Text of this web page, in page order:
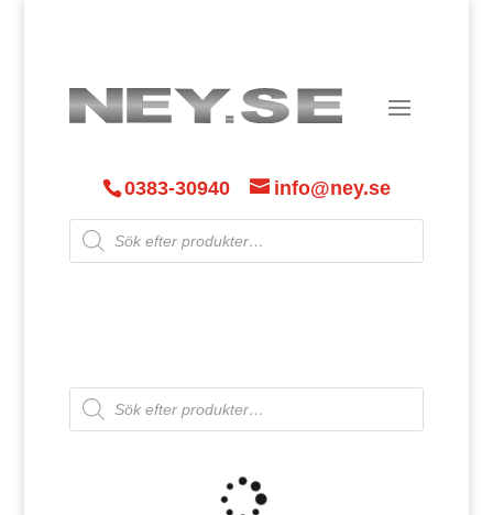
0383-30940 info@ney.se
Products
search
Products
search